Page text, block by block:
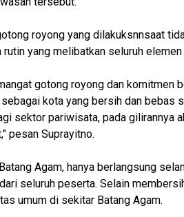
royong yang dilakuksnnsaat
yang melibatkan seluruh
gotong royong dan komitmen
kota yang bersih dan bebas
sektor pariwisata, pada gilirannya
pesan Suprayitno.
Agam, hanya berlangsung
seluruh peserta. Selain
umum di sekitar Batang Agam.